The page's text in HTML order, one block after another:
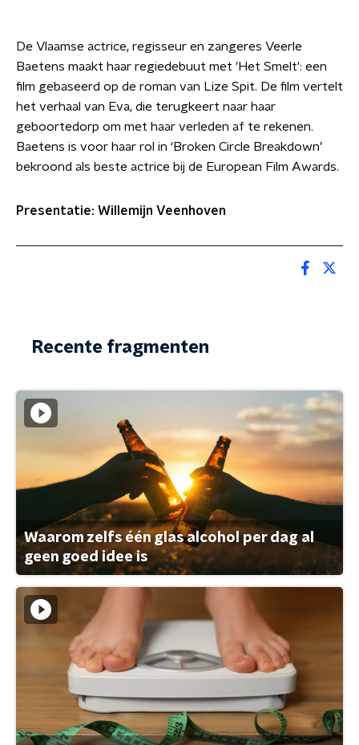
De Vlaamse actrice, regisseur en zangeres Veerle
Baetens maakt haar regiedebuut met 'Het Smelt': een
film gebaseerd op de roman van Lize Spit. De film vertelt
het verhaal van Eva, die terugkeert naar haar
geboortedorp om met haar verleden af te rekenen.
Baetens is voor haar rol in ‘Broken Circle Breakdown’
bekroond als beste actrice bij de European Film Awards.
Presentatie: Willemijn Veenhoven
Recente fragmenten
Waarom zelfs één glas alcohol per dag al
geen goed idee is